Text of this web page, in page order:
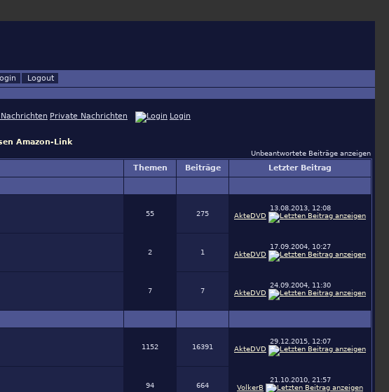
Private Nachrichten Login
Amazon-Link
Unbeantwortete Beiträge anzeigen
Themen Beiträge Letzter Beitrag
55 275
13.08.2013, 12:08
AkteDVD
2 1
17.09.2004, 10:27
AkteDVD
7 7
24.09.2004, 11:30
AkteDVD
1152 16391
29.12.2015, 12:07
AkteDVD
94 664
21.10.2010, 21:57
VolkerB